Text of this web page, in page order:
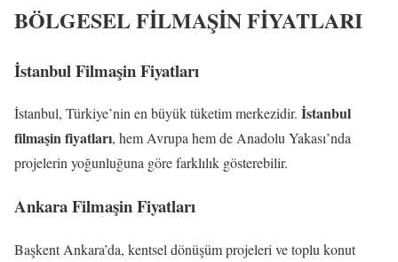
BÖLGESEL FİLMAŞİN FİYATLARI
İstanbul Filmaşin Fiyatları
İstanbul, Türkiye’nin en büyük tüketim merkezidir. İstanbul
filmaşin fiyatları, hem Avrupa hem de Anadolu Yakası’nda
projelerin yoğunluğuna göre farklılık gösterebilir.
Ankara Filmaşin Fiyatları
Başkent Ankara’da, kentsel dönüşüm projeleri ve toplu konut